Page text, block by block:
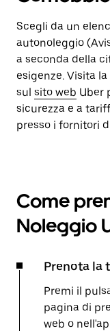
Scegli da un
autonoleggio
a seconda della
esigenze. Visita
sul sito web Uber
sicurezza e a
presso i fornitori
Come
Noleggio
Prenota la
Premi il
pagina di
web o